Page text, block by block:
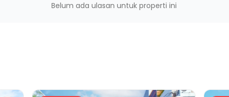
Belum ada ulasan untuk properti ini